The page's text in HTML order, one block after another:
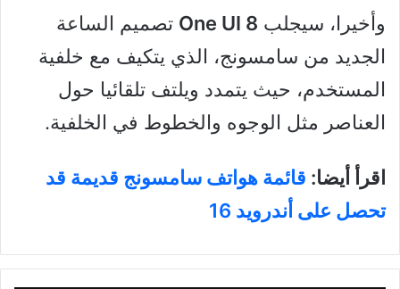
وأخيرا، سيجلب One UI 8 تصميم الساعة
الجديد من سامسونج، الذي يتكيف مع خلفية
المستخدم، حيث يتمدد ويلتف تلقائيا حول
العناصر مثل الوجوه والخطوط في الخلفية.
اقرأ أيضا: قائمة هواتف سامسونج قديمة قد
تحصل على أندرويد 16